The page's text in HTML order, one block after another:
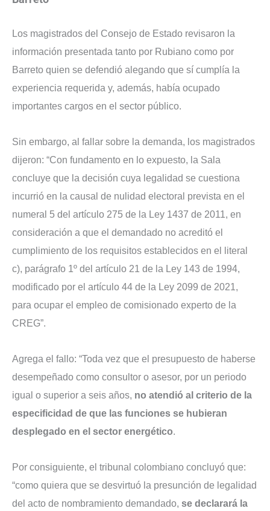
Los magistrados del Consejo de Estado revisaron la
información presentada tanto por Rubiano como por
Barreto quien se defendió alegando que sí cumplía la
experiencia requerida y, además, había ocupado
importantes cargos en el sector público.
Sin embargo, al fallar sobre la demanda, los magistrados
dijeron: “Con fundamento en lo expuesto, la Sala
concluye que la decisión cuya legalidad se cuestiona
incurrió en la causal de nulidad electoral prevista en el
numeral 5 del artículo 275 de la Ley 1437 de 2011, en
consideración a que el demandado no acreditó el
cumplimiento de los requisitos establecidos en el literal
c), parágrafo 1º del artículo 21 de la Ley 143 de 1994,
modificado por el artículo 44 de la Ley 2099 de 2021,
para ocupar el empleo de comisionado experto de la
CREG”.
Agrega el fallo: “Toda vez que el presupuesto de haberse
desempeñado como consultor o asesor, por un periodo
igual o superior a seis años, no atendió al criterio de la
especificidad de que las funciones se hubieran
desplegado en el sector energético.
Por consiguiente, el tribunal colombiano concluyó que:
“como quiera que se desvirtuó la presunción de legalidad
del acto de nombramiento demandado, se declarará la